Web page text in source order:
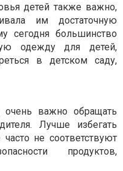
детей также важно,
им достаточную
сегодня большинство
одежду для детей,
в детском саду,
очень важно обращать
Лучше избегать
не соответствуют
продуктов,